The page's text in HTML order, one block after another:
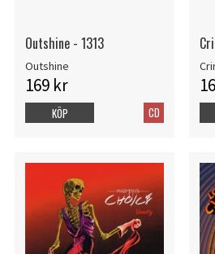
Outshine - 1313
Outshine
169 kr
CD
KÖP